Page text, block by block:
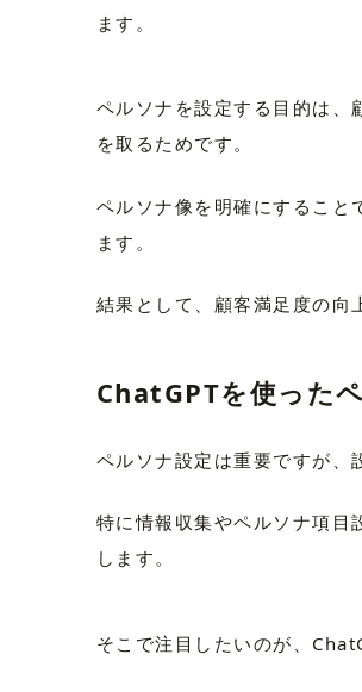
ます。
ペルソナを設定する目的は、
を取るためです。
ペルソナ像を明確にすること
ます。
結果として、顧客満足度の向
ChatGPTを使った
ペルソナ設定は重要ですが、
特に情報収集やペルソナ項目
します。
そこで注目したいのが、